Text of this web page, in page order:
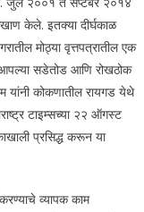
केले. इतक्या दीर्घकाळ
मोठ्या वृत्तपत्रातील एक
आपल्या सडेतोड आणि रोखठोक
यांनी कोकणातील रायगड येथे
टाइम्सच्या २२ ऑगस्ट
प्रसिद्ध करून या
व्यापक काम